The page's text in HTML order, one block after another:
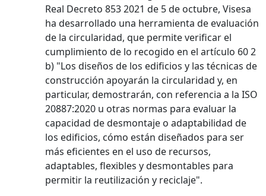
Real Decreto 853 2021 de 5 de octubre, Visesa
ha desarrollado una herramienta de evaluación
de la circularidad, que permite verificar el
cumplimiento de lo recogido en el artículo 60 2
b) "Los diseños de los edificios y las técnicas de
construcción apoyarán la circularidad y, en
particular, demostrarán, con referencia a la ISO
20887:2020 u otras normas para evaluar la
capacidad de desmontaje o adaptabilidad de
los edificios, cómo están diseñados para ser
más eficientes en el uso de recursos,
adaptables, flexibles y desmontables para
permitir la reutilización y reciclaje".